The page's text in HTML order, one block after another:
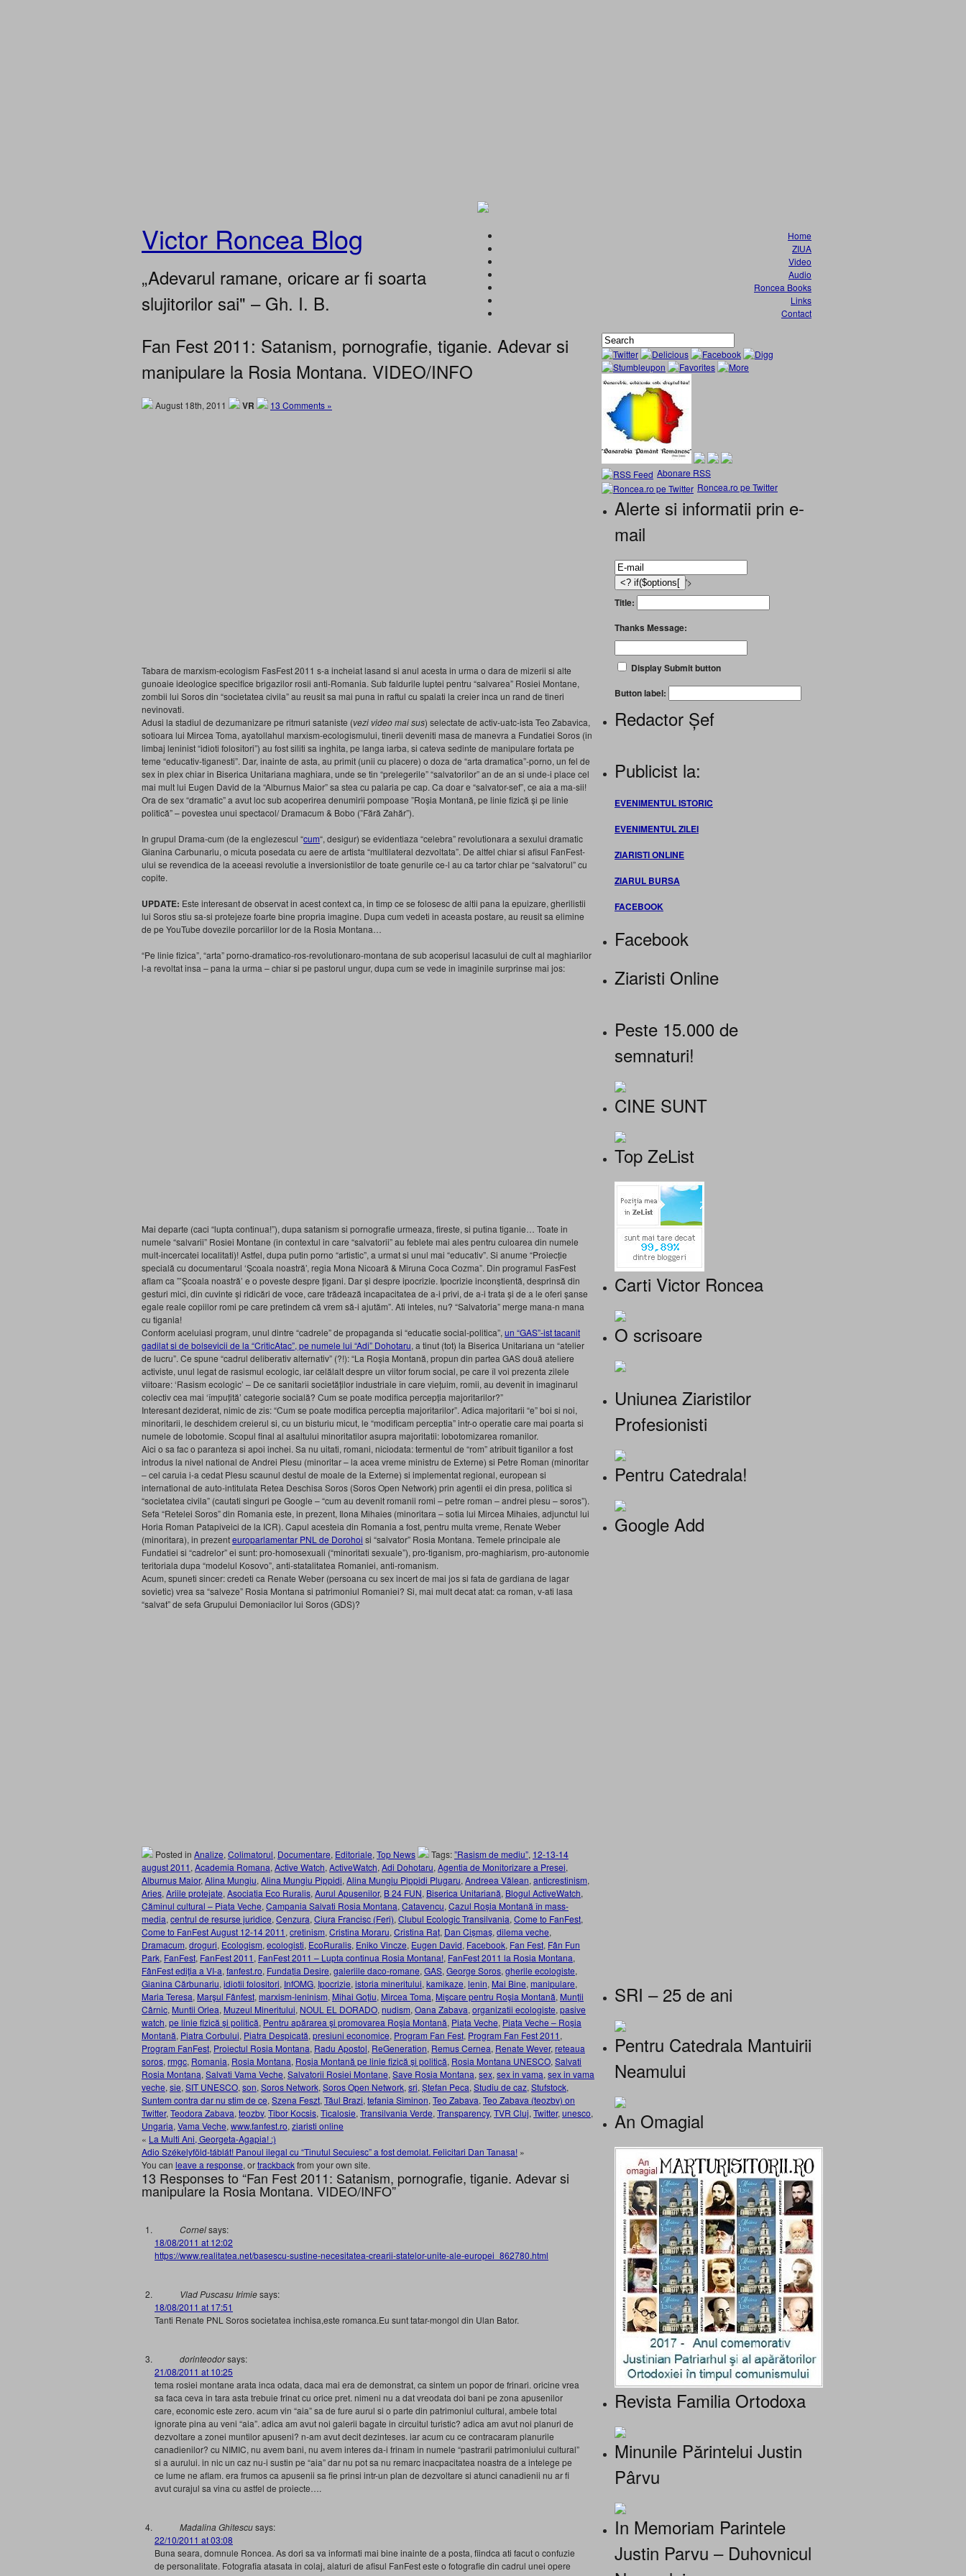
Victor Roncea Blog
„Adevarul ramane, oricare ar fi soarta
slujitorilor sai" – Gh. I. B.
Home
ZIUA
Video
Audio
Roncea Books
Links
Contact
Fan Fest 2011: Satanism, pornografie, tiganie. Adevar si
manipulare la Rosia Montana. VIDEO/INFO
August 18th, 2011 VR 13 Comments »
Tabara de marxism-ecologism FasFest 2011 s-a incheiat lasand si anul acesta in urma o dara de mizerii si alte
gunoaie ideologice specifice brigazilor rosii anti-Romania. Sub faldurile luptei pentru “salvarea” Rosiei Montane,
zombii lui Soros din “societatea civila” au reusit sa mai puna in raftul cu spalati la creier inca un rand de tineri
nevinovati.
Adusi la stadiul de dezumanizare pe ritmuri sataniste (vezi video mai sus) selectate de activ-uatc-ista Teo Zabavica,
sotioara lui Mircea Toma, ayatollahul marxism-ecologismului, tinerii deveniti masa de manevra a Fundatiei Soros (in
limbaj leninist “idioti folositori”) au fost siliti sa inghita, pe langa iarba, si cateva sedinte de manipulare fortata pe
teme “educativ-tiganesti”. Dar, inainte de asta, au primit (unii cu placere) o doza de “arta dramatica”-porno, un fel de
sex in plex chiar in Biserica Unitariana maghiara, unde se tin “prelegerile” “salvatorilor” an de an si unde-i place cel
mai mult lui Eugen David de la “Alburnus Maior” sa stea cu palaria pe cap. Ca doar e “salvator-sef”, ce aia a ma-sii!
Ora de sex “dramatic” a avut loc sub acoperirea denumirii pompoase ”Roșia Montană, pe linie fizică și pe linie
politică” – povestea unui spectacol/ Dramacum & Bobo (”Fără Zahăr”).
In grupul Drama-cum (de la englezescul “cum“, desigur) se evidentiaza “celebra” revolutionara a sexului dramatic
Gianina Carbunariu, o micuta posedata cu aere de artista “multilateral dezvoltata”. De altfel chiar si afisul FanFest-
ului se revendica de la aceeasi revolutie a inversionistilor de toate genurile ce-l au ca tartor chiar pe “salvatorul” cu
copite.
UPDATE: Este interesant de observat in acest context ca, in timp ce se folosesc de altii pana la epuizare, gherilistii
lui Soros stiu sa-si protejeze foarte bine propria imagine. Dupa cum vedeti in aceasta postare, au reusit sa elimine
de pe YouTube dovezile porcariilor lor de la Rosia Montana…
“Pe linie fizica”, “arta” porno-dramatico-ros-revolutionaro-montana de sub acoperisul lacasului de cult al maghiarilor
l-a revoltat insa – pana la urma – chiar si pe pastorul ungur, dupa cum se vede in imaginile surprinse mai jos:
Mai departe (caci “lupta continua!”), dupa satanism si pornografie urmeaza, fireste, si putina tiganie… Toate in
numele “salvarii” Rosiei Montane (in contextul in care “salvatorii” au feblete mai ales pentru culoarea din numele
mult-incercatei localitati)! Astfel, dupa putin porno “artistic”, a urmat si unul mai “educativ”. Si anume “Proiecție
specială cu documentarul ‘Școala noastră’, regia Mona Nicoară & Miruna Coca Cozma”. Din programul FasFest
aflam ca ”’Școala noastră’ e o poveste despre țigani. Dar și despre ipocrizie. Ipocrizie inconștientă, desprinsă din
gesturi mici, din cuvinte și ridicări de voce, care trădează incapacitatea de a-i privi, de a-i trata și de a le oferi șanse
egale reale copiilor romi pe care pretindem că vrem să-i ajutăm”. Ati inteles, nu? “Salvatoria” merge mana-n mana
cu tigania!
Conform aceluiasi program, unul dintre “cadrele” de propaganda si “educatie social-politica”, un “GAS”-ist tacanit
gadilat si de bolsevicii de la “CriticAtac”, pe numele lui “Adi” Dohotaru, a tinut (tot) la Biserica Unitariana un “atelier
de lucru”. Ce spune “cadrul deliberativ alternativ” (?!): “La Roșia Montană, propun din partea GAS două ateliere
activiste, unul legat de rasismul ecologic, iar celălalt despre un viitor forum social, pe care îl voi prezenta zilele
viitoare: ‘Rasism ecologic’ – De ce sanitarii societăților industriale în care viețuim, romii, au devenit în imaginarul
colectiv cea mai ‘împuțită’ categorie socială? Cum se poate modifica percepția majoritarilor?”
Interesant deziderat, nimic de zis: “Cum se poate modifica perceptia majoritarilor”. Adica majoritarii “e” boi si noi,
minoritarii, le deschidem creierul si, cu un bisturiu micut, le “modificam perceptia” intr-o operatie care mai poarta si
numele de lobotomie. Scopul final al asaltului minoritatilor asupra majoritatii: lobotomizarea romanilor.
Aici o sa fac o paranteza si apoi inchei. Sa nu uitati, romani, niciodata: termentul de “rom” atribuit tiganilor a fost
introdus la nivel national de Andrei Plesu (minoritar – la acea vreme ministru de Externe) si Petre Roman (minoritar
– cel caruia i-a cedat Plesu scaunul destul de moale de la Externe) si implementat regional, european si
international de auto-intitulata Retea Deschisa Soros (Soros Open Network) prin agentii ei din presa, politica si
“societatea civila” (cautati singuri pe Google – “cum au devenit romanii romi – petre roman – andrei plesu – soros”).
Sefa “Retelei Soros” din Romania este, in prezent, Ilona Mihaies (minoritara – sotia lui Mircea Mihaies, adjunctul lui
Horia Roman Patapiveici de la ICR). Capul acesteia din Romania a fost, pentru multa vreme, Renate Weber
(minoritara), in prezenteuroparlamentar PNL de Dorohoi si “salvator” Rosia Montana. Temele principale ale
Fundatiei si “cadrelor” ei sunt: pro-homosexuali (“minoritati sexuale”), pro-tiganism, pro-maghiarism, pro-autonomie
teritoriala dupa “modelul Kosovo”, anti-statalitatea Romaniei, anti-romanism.
Acum, spuneti sincer: credeti ca Renate Weber (persoana cu sex incert de mai jos si fata de gardiana de lagar
sovietic) vrea sa “salveze” Rosia Montana si patrimoniul Romaniei? Si, mai mult decat atat: ca roman, v-ati lasa
“salvat” de sefa Grupului Demoniacilor lui Soros (GDS)?
Posted in Analize, Colimatorul, Documentare, Editoriale, Top News Tags:”Rasism de mediu”, 12-13-14
august 2011, Academia Romana, Active Watch, ActiveWatch, Adi Dohotaru, Agentia de Monitorizare a Presei,
Alburnus Maior, Alina Mungiu, Alina Mungiu Pippidi, Alina Mungiu Pippidi Plugaru, Andreea Vălean, anticrestinism,
Aries, Ariile protejate, Asociația Eco Ruralis, Aurul Apusenilor, B 24 FUN, Biserica Unitariană, Blogul ActiveWatch,
Căminul cultural – Piața Veche, Campania Salvati Rosia Montana, Catavencu, Cazul Roșia Montană în mass-
media, centrul de resurse juridice, Cenzura, Ciura Francisc (Feri), Clubul Ecologic Transilvania, Come to FanFest,
Come to FanFest August 12-14 2011, cretinism, Cristina Moraru, Cristina Raț, Dan Cișmaș, dilema veche,
Dramacum, droguri, Ecologism, ecologisti, EcoRuralis, Eniko Vincze, Eugen David, Facebook, Fan Fest, Fân Fun
Park, FanFest, FanFest 2011, FanFest 2011 – Lupta continua Rosia Montana!, FanFest 2011 la Rosia Montana,
FânFest ediţia a VI-a, fanfest.ro, Fundația Desire, galeriile daco-romane, GAS, George Soros, gherile ecologiste,
Gianina Cărbunariu, idiotii folositori, InfOMG, Ipocrizie, istoria mineritului, kamikaze, lenin, Mai Bine, manipulare,
Maria Teresa, Marşul Fânfest, marxism-leninism, Mihai Goțiu, Mircea Toma, Mişcare pentru Roşia Montană, Munții
Cârnic, Muntii Orlea, Muzeul Mineritului, NOUL EL DORADO, nudism, Oana Zabava, organizatii ecologiste, pasive
watch, pe linie fizică și politică, Pentru apărarea şi promovarea Roşia Montană, Piața Veche, Piața Veche – Roșia
Montană, Piatra Corbului, Piatra Despicată, presiuni economice, Program Fan Fest, Program Fan Fest 2011,
Program FanFest, Proiectul Rosia Montana, Radu Apostol, ReGeneration, Remus Cernea, Renate Wever, reteaua
soros, rmgc, Romania, Rosia Montana, Roșia Montană pe linie fizică și politică, Rosia Montana UNESCO, Salvati
Rosia Montana, Salvati Vama Veche, Salvatorii Rosiei Montane, Save Rosia Montana, sex, sex in vama, sex in vama
veche, sie, SIT UNESCO, son, Soros Network, Soros Open Network, sri, Ștefan Peca, Studiu de caz, Stufstock,
Suntem contra dar nu stim de ce, Szena Feszt, Tăul Brazi, tefania Siminon, Teo Zabava, Teo Zabava (teozbv) on
Twitter, Teodora Zabava, teozbv, Tibor Kocsis, Ticalosie, Transilvania Verde, Transparency, TVR Cluj, Twitter, unesco,
Ungaria, Vama Veche, www.fanfest.ro, ziaristi online
« La Multi Ani, Georgeta-Agapia! :)
Adio Székelyföld-táblát! Panoul ilegal cu “Tinutul Secuiesc” a fost demolat. Felicitari Dan Tanasa! »
You can leave a response, ortrackbackfrom your own site.
13 Responses to “Fan Fest 2011: Satanism, pornografie, tiganie. Adevar si
manipulare la Rosia Montana. VIDEO/INFO”
Cornelsays:
18/08/2011 at 12:02
https://www.realitatea.net/basescu-sustine-necesitatea-crearii-statelor-unite-ale-europei_862780.html
Vlad Puscasu Irimiesays:
18/08/2011 at 17:51
Tanti Renate PNL Soros societatea inchisa,este romanca.Eu sunt tatar-mongol din Ulan Bator.
dorinteodorsays:
21/08/2011 at 10:25
tema rosiei montane arata inca odata, daca mai era de demonstrat, ca sintem un popor de frinari. oricine vrea
sa faca ceva in tara asta trebuie frinat cu orice pret. nimeni nu a dat vreodata doi bani pe zona apusenilor
care, economic este zero. acum vin “aia” sa de fure aurul si o parte din patrimoniul cultural, ambele total
ignorate pina au veni “aia”. adica am avut noi galerii bagate in circuitul turistic? adica am avut noi planuri de
dezvoltare a zonei muntilor apuseni? n-am avut decit dezinteses. iar acum cu ce contracaram planurile
canadienilor? cu NIMIC, nu avem bani, nu avem interes da-i frinam in numele “pastrarii patrimoniului cultural”
si a aurului. in nic un caz nu-i sustin pe “aia” dar nu pot sa nu remarc inacpacitatea noastra de a intelege pe
ce lume ne aflam. era frumos ca apusenii sa fie prinsi intr-un plan de dezvoltare si atunci canadienii nu ar fi
avut curajul sa vina cu astfel de proiecte….
Madalina Ghitescusays:
22/10/2011 at 03:08
Buna seara, domnule Roncea. As dori sa va informati mai bine inainte de a posta, fiindca ati facut o confuzie
de personalitate. Fotografia atasata in colaj, alaturi de afisul FanFest este o fotografie din cadrul unei opere
Abonare RSS
Roncea.ro pe Twitter
Alerte si informatii prin e-
mail
'>
Title:
Thanks Message:
Display Submit button
Button label:
Redactor Șef
Publicist la:
EVENIMENTUL ISTORIC
EVENIMENTUL ZILEI
ZIARISTI ONLINE
ZIARUL BURSA
FACEBOOK
Facebook
Ziaristi Online
Peste 15.000 de
semnaturi!
CINE SUNT
Top ZeList
Carti Victor Roncea
O scrisoare
Uniunea Ziaristilor
Profesionisti
Pentru Catedrala!
Google Add
SRI – 25 de ani
Pentru Catedrala Mantuirii
Neamului
An Omagial
Revista Familia Ortodoxa
Minunile Părintelui Justin
Pârvu
In Memoriam Parintele
Justin Parvu – Duhovnicul